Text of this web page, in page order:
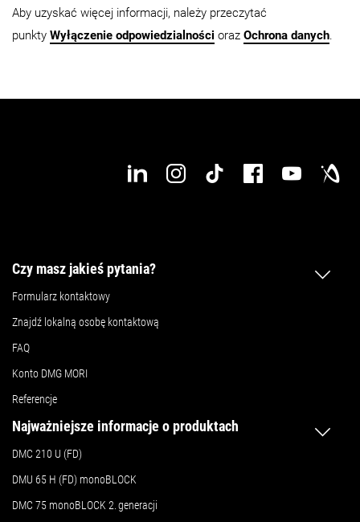
Aby uzyskać więcej informacji, należy przeczytać
punkty Wyłączenie odpowiedzialności oraz Ochrona danych.
Czy masz jakieś pytania?
Formularz kontaktowy
Znajdź lokalną osobę kontaktową
FAQ
Konto DMG MORI
Referencje
Najważniejsze informacje o produktach
DMC 210 U (FD)
DMU 65 H (FD) monoBLOCK
DMC 75 monoBLOCK 2. generacji